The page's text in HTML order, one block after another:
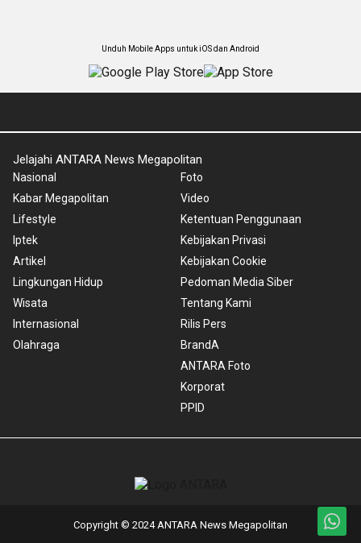
Unduh Mobile Apps untuk iOS dan Android
Jelajahi ANTARA News Megapolitan
Nasional
Kabar Megapolitan
Lifestyle
Iptek
Artikel
Lingkungan Hidup
Wisata
Internasional
Olahraga
Foto
Video
Ketentuan Penggunaan
Kebijakan Privasi
Kebijakan Cookie
Pedoman Media Siber
Tentang Kami
Rilis Pers
BrandA
ANTARA Foto
Korporat
PPID
Copyright © 2024 ANTARA News Megapolitan